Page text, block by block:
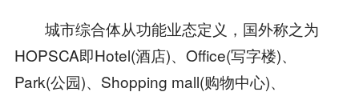
城市综合体从功能业态定义，国外称之为
HOPSCA即Hotel(酒店)、Office(写字楼)、
Park(公园)、Shopping mall(购物中心)、